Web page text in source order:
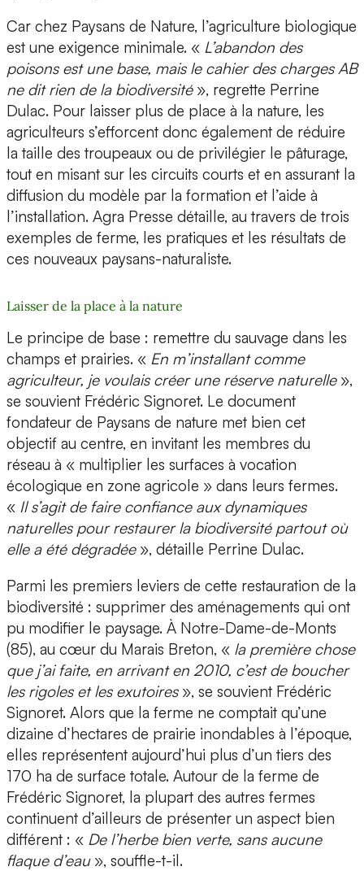
Car chez Paysans de Nature, l’agriculture biologique
est une exigence minimale. « L’abandon des
poisons est une base, mais le cahier des charges AB
ne dit rien de la biodiversité », regrette Perrine
Dulac. Pour laisser plus de place à la nature, les
agriculteurs s’efforcent donc également de réduire
la taille des troupeaux ou de privilégier le pâturage,
tout en misant sur les circuits courts et en assurant la
diffusion du modèle par la formation et l’aide à
l’installation. Agra Presse détaille, au travers de trois
exemples de ferme, les pratiques et les résultats de
ces nouveaux paysans-naturaliste.
Laisser de la place à la nature
Le principe de base : remettre du sauvage dans les
champs et prairies. « En m’installant comme
agriculteur, je voulais créer une réserve naturelle»,
se souvient Frédéric Signoret. Le document
fondateur de Paysans de nature met bien cet
objectif au centre, en invitant les membres du
réseau à « multiplier les surfaces à vocation
écologique en zone agricole » dans leurs fermes.
« Il s’agit de faire confiance aux dynamiques
naturelles pour restaurer la biodiversité partout où
elle a été dégradée», détaille Perrine Dulac.
Parmi les premiers leviers de cette restauration de la
biodiversité : supprimer des aménagements qui ont
pu modifier le paysage. À Notre-Dame-de-Monts
(85), au cœur du Marais Breton, « la première chose
que j’ai faite, en arrivant en 2010, c’est de boucher
les rigoles et les exutoires», se souvient Frédéric
Signoret. Alors que la ferme ne comptait qu’une
dizaine d’hectares de prairie inondables à l’époque,
elles représentent aujourd’hui plus d’un tiers des
170 ha de surface totale. Autour de la ferme de
Frédéric Signoret, la plupart des autres fermes
continuent d’ailleurs de présenter un aspect bien
différent : « De l’herbe bien verte, sans aucune
flaque d’eau», souffle-t-il.